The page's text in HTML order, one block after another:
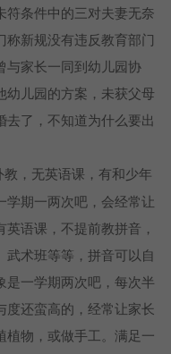
符条件中的三对夫妻无奈
称新规没有违反教育部门
与家长一同到幼儿园协
幼儿园的方案，未获父母
去了，不知道为什么要出
，无英语课，有和少年
学期一两次吧，会经常让
语课，不提前教拼音，
武术班等等，拼音可以自
是一学期两次吧，每次半
度还蛮高的，经常让家长
植物，或做手工。满足一